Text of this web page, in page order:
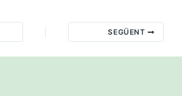
SEGÜENT